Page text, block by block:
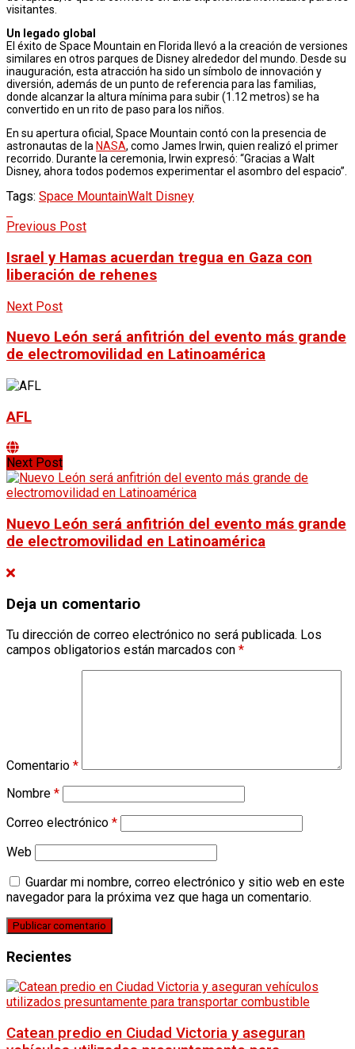
visitantes.
Un legado global
El éxito de Space Mountain en Florida llevó a la creación de versiones
similares en otros parques de Disney alrededor del mundo. Desde su
inauguración, esta atracción ha sido un símbolo de innovación y
diversión, además de un punto de referencia para las familias,
donde alcanzar la altura mínima para subir (1.12 metros) se ha
convertido en un rito de paso para los niños.
En su apertura oficial, Space Mountain contó con la presencia de
astronautas de la NASA, como James Irwin, quien realizó el primer
recorrido. Durante la ceremonia, Irwin expresó: “Gracias a Walt
Disney, ahora todos podemos experimentar el asombro del espacio”.
Tags: Space MountainWalt Disney
Previous Post
Israel y Hamas acuerdan tregua en Gaza con
liberación de rehenes
Next Post
Nuevo León será anfitrión del evento más grande
de electromovilidad en Latinoamérica
AFL
Next Post
Nuevo León será anfitrión del evento más grande
de electromovilidad en Latinoamérica
Deja un comentario
Tu dirección de correo electrónico no será publicada. Los
campos obligatorios están marcados con *
Comentario *
Nombre *
Correo electrónico *
Web
Guardar mi nombre, correo electrónico y sitio web en este
navegador para la próxima vez que haga un comentario.
Recientes
Catean predio en Ciudad Victoria y aseguran